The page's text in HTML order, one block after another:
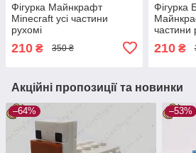
Фігурка Майнкрафт
Minecraft усі частини
рухомі
210 ₴ 350 ₴
Фігурка
частини
210₴
Акційні пропозиції та новинки
–64% –53%